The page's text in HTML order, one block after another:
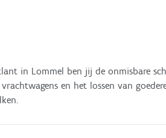
in Lommel ben jij de onmisbare
en het lossen van